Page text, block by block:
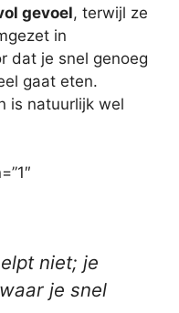
gevoel, terwijl ze
in
dat je snel genoeg
gaat eten.
is natuurlijk wel
niet; je
je snel